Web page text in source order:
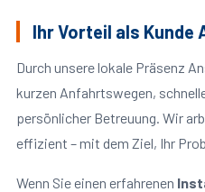
Ihr Vorteil als Kunde
Durch unsere lokale Präsenz
kurzen Anfahrtswegen,
persönlicher Betreuung. Wir
effizient – mit dem Ziel, Ihr
Wenn Sie einen erfahrenen